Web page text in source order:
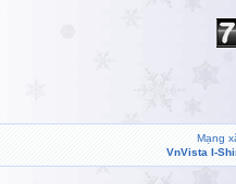
Mạng
VnVista I-